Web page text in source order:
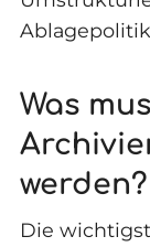
Was
werden?
Die